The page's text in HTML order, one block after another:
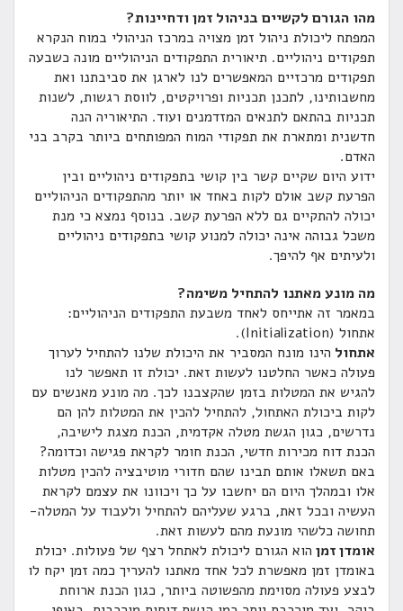
מהו הגורם לקשיים בניהול זמן ודחיינות?
המפתח ליכולת ניהול זמן מצויה במרכז הניהולי במוח הנקרא
תפקודים ניהוליים. תיאורית התפקודים הניהוליים מונה כשבעה
תפקודים מרכזיים המאפשרים לנו לארגן את סביבתנו ואת
מחשבותינו, לתכנן תכניות ופרויקטים, לווסת רגשות, לשנות
תכניות בהתאם לתנאים המזדמנים ועוד. התיאוריה הנה
חדשנית ומתארת את תפקודי המוח המפותחים ביותר בקרב בני
האדם.
ידוע היום שקיים קשר בין קושי בתפקודים ניהוליים ובין
הפרעת קשב אולם לקות באחד או יותר מהתפקודים הניהוליים
יכולה להתקיים גם ללא הפרעת קשב. בנוסף נמצא כי מנת
משכל גבוהה אינה יכולה למנוע קושי בתפקודים ניהוליים
ולעיתים אף להיפך.
מה מונע מאתנו להתחיל משימה?
במאמר זה אתייחס לאחד משבעת התפקודים הניהוליים:
אתחול (Initialization).
אתחול הינו מונח המסביר את היכולת שלנו להתחיל לערוך
פעולה כאשר החלטנו לעשות זאת. יכולת זו תאפשר לנו
להגיש את המטלות בזמן שהקצבנו לכך. מה מונע מאנשים עם
לקות ביכולת האתחול, להתחיל להכין את המטלות להן הם
נדרשים, כגון הגשת מטלה אקדמית, הכנת מצגת לישיבה,
הכנת דוח מכירות חדשי, הכנת חומר לקראת פגישה וכדומה?
באם תשאלו אותם תבינו שהם חדורי מוטיבציה להכין מטלות
אלו ובמהלך היום הם יחשבו על כך ויכוונו את עצמם לקראת
העשיה ובכל זאת, ברגע שעליהם להתחיל ולעבוד על המטלה-
תחושה כלשהי מונעת מהם לעשות זאת.
אומדן זמן הוא הגורם ליכולת לאתחל רצף של פעולות. יכולת
באומדן זמן מאפשרת לכל אחד מאתנו להעריך כמה זמן יקח לו
לבצע פעולה מסוימת מהפשוטה ביותר, כגון הכנת ארוחת